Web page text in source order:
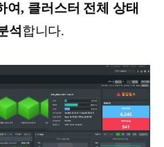
여, 클러스터 전체 상태
석합니다.